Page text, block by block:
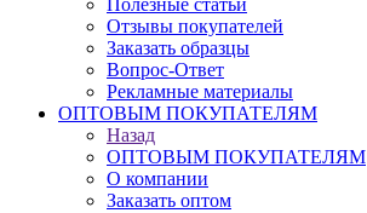
Полезные статьи
Отзывы покупателей
Заказать образцы
Вопрос-Ответ
Рекламные материалы
ОПТОВЫМ ПОКУПАТЕЛЯМ
Назад
ОПТОВЫМ ПОКУПАТЕЛЯМ
О компании
Заказать оптом